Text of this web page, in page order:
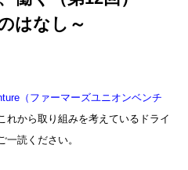
はなし～
（ファーマーズユニオンベンチ
れから取り組みを考えているドライ
一読ください。